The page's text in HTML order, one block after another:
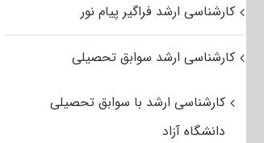
کارشناسی ارشد فراگیر پیام نور
کارشناسی ارشد سوابق تحصیلی
کارشناسی ارشد با سوابق تحصیلی
دانشگاه آزاد